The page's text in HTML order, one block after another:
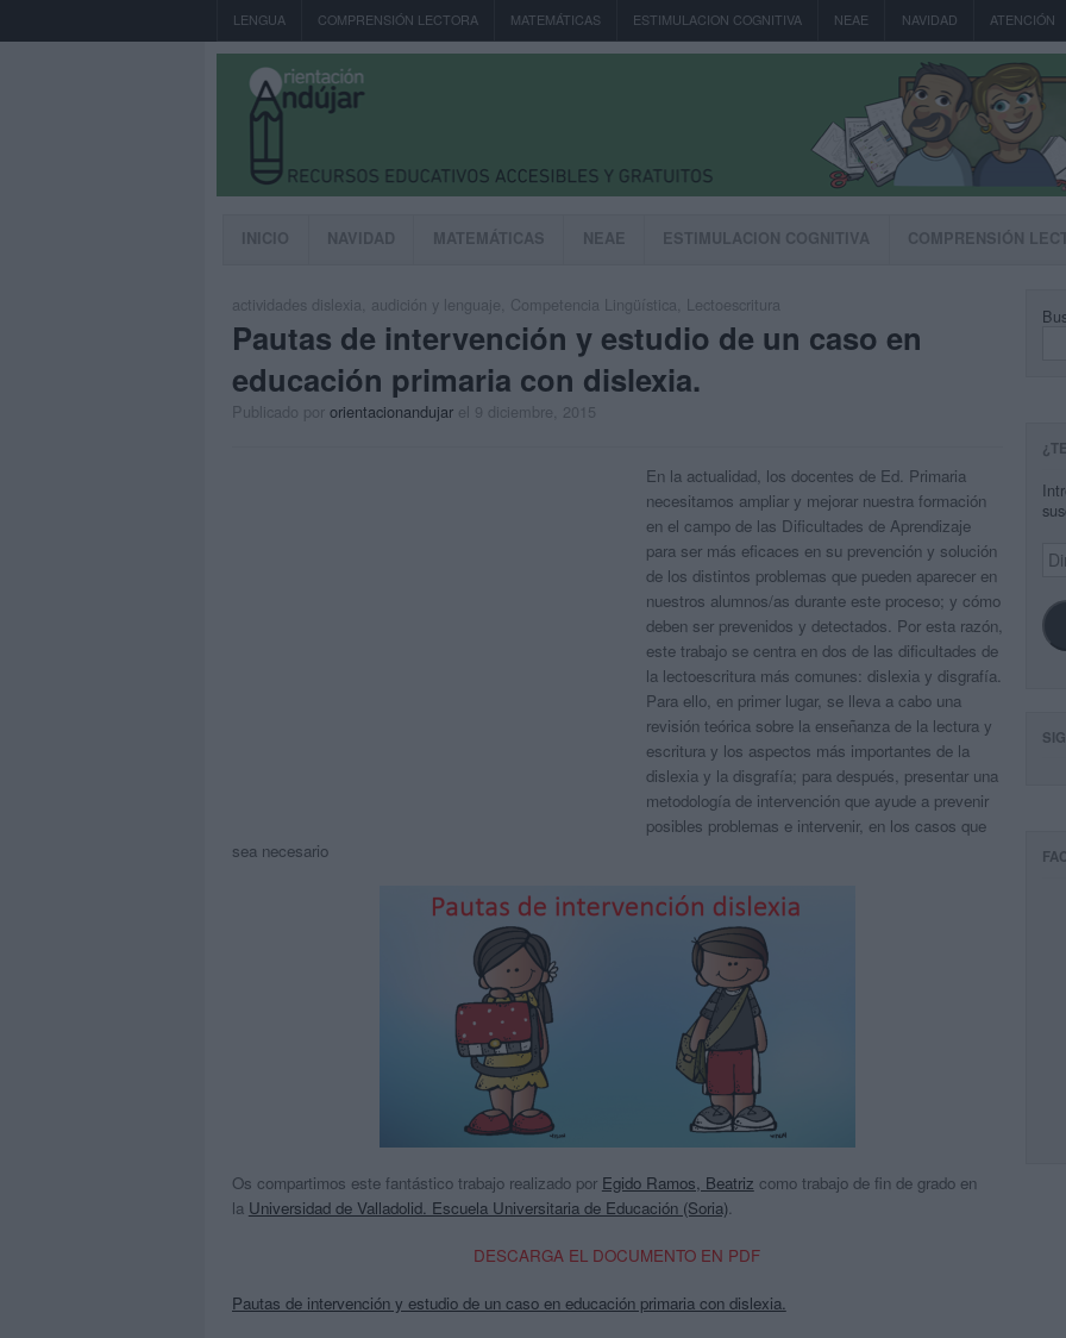
LENGUA COMPRENSIÓN LECTORA MATEMÁTICAS ESTIMULACION COGNITIVA NEAE NAVIDAD ATENCIÓN
INICIO NAVIDAD MATEMÁTICAS NEAE ESTIMULACION COGNITIVA COMPRENSIÓN
actividades dislexia audición y lenguaje Competencia Lingüística Lectoescritura
Pautas de intervención y estudio de un caso en
educación primaria con dislexia.
Publicado por orientacionandujar el 9 diciembre, 2015
En la actualidad, los docentes de Ed. Primaria
necesitamos ampliar y mejorar nuestra formación
en el campo de las Dificultades de Aprendizaje
para ser más eficaces en su prevención y solución
de los distintos problemas que pueden aparecer en
nuestros alumnos/as durante este proceso; y cómo
deben ser prevenidos y detectados. Por esta razón,
este trabajo se centra en dos de las dificultades de
la lectoescritura más comunes: dislexia y disgrafía.
Para ello, en primer lugar, se lleva a cabo una
revisión teórica sobre la enseñanza de la lectura y
escritura y los aspectos más importantes de la
dislexia y la disgrafía; para después, presentar una
metodología de intervención que ayude a prevenir
posibles problemas e intervenir, en los casos que
sea necesario
Os compartimos este fantástico trabajo realizado por Egido Ramos, Beatriz como trabajo de fin de grado en
la Universidad de Valladolid. Escuela Universitaria de Educación (Soria).
DESCARGA EL DOCUMENTO EN PDF
Pautas de intervención y estudio de un caso en educación primaria con dislexia.
de